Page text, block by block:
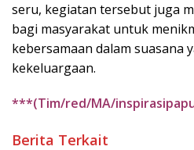
seru, kegiatan tersebut juga
bagi masyarakat untuk
kebersamaan dalam suasana
kekeluargaan.
***(Tim/red/MA/
Berita Terkait